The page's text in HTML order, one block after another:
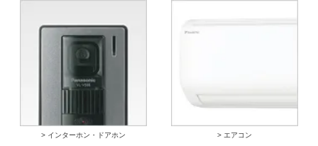
> インターホン・ドアホン > エアコン